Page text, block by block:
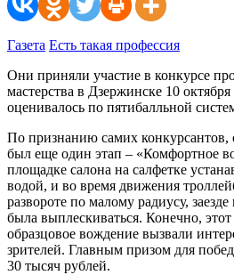
Газета Есть такая профессия
Они приняли участие в конкурсе
мастерства в Дзержинске 10
оценивалось по пятибалльной
По признанию самих
был еще один этап – «Комфортное
площадке салона на салфетке
водой, и во время движения
развороте по малому радиусу,
была выплескиваться. Конечно,
образцовое вождение вызвали
зрителей. Главным призом для
30 тысяч рублей.